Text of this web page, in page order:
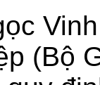
(Bộ